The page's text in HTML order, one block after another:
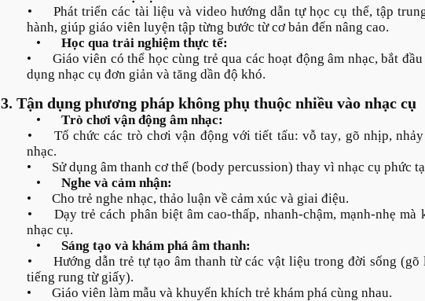
•
Phát triển các tài liệu và video hướng dẫn tự học cụ thể, tập
hành, giúp giáo viên luyện tập từng bước từ cơ bản đến nâng cao.
•
Học qua trải nghiệm thực tế:
•
Giáo viên có thể học cùng trẻ qua các hoạt động âm nhạc, bắt
dụng nhạc cụ đơn giản và tăng dần độ khó.
3. Tận dụng phương pháp không phụ thuộc nhiều vào nhạc cụ
•
Trò chơi vận động âm nhạc:
•
Tổ chức các trò chơi vận động với tiết tấu: vỗ tay, gõ nhịp, nhảy
nhạc.
•
Sử dụng âm thanh cơ thể (body percussion) thay vì nhạc cụ phức
•
Nghe và cảm nhận:
•
Cho trẻ nghe nhạc, thảo luận về cảm xúc và giai điệu.
•
Dạy trẻ cách phân biệt âm cao-thấp, nhanh-chậm, mạnh-nhẹ mà
nhạc cụ.
•
Sáng tạo và khám phá âm thanh:
•
Hướng dẫn trẻ tự tạo âm thanh từ các vật liệu trong đời sống
tiếng rung từ giấy).
•
Giáo viên làm mẫu và khuyến khích trẻ khám phá cùng nhau.